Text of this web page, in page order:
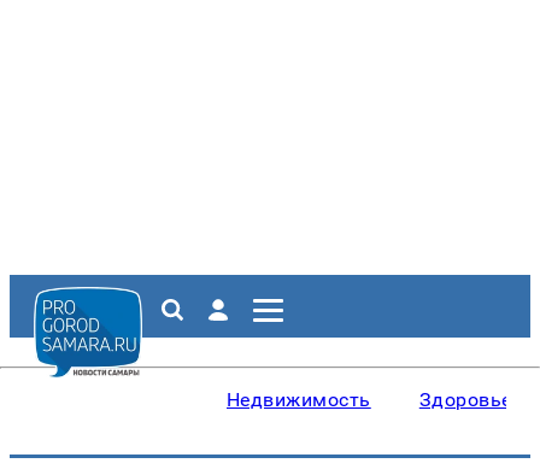
Недвижимость Здоровье